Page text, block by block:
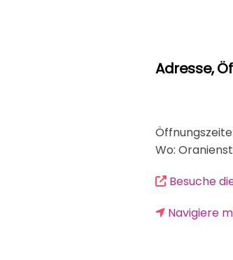
Adresse,
Wo:
Besuche
Navigiere